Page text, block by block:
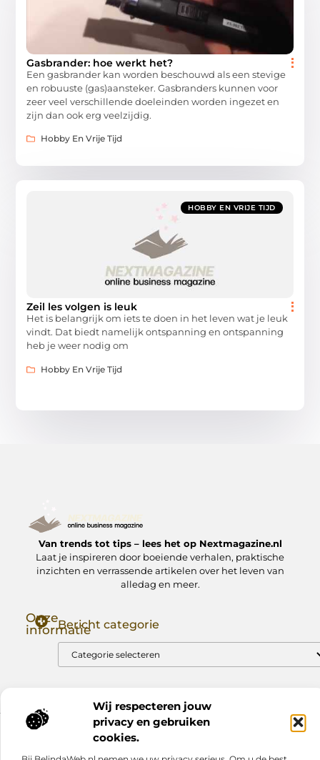
Wij respecteren jouw
privacy en gebruiken
cookies.
Gasbrander: hoe werkt het?
Een gasbrander kan worden beschouwd als een stevige
en robuuste (gas)aansteker. Gasbranders kunnen voor
zeer veel verschillende doeleinden worden ingezet en
zijn dan ook erg veelzijdig.
Hobby En Vrije Tijd
HOBBY EN VRIJE TIJD
Zeil les volgen is leuk
Het is belangrijk om iets te doen in het leven wat je leuk
vindt. Dat biedt namelijk ontspanning en ontspanning
heb je weer nodig om
Hobby En Vrije Tijd
Van trends tot tips – lees het op Nextmagazine.nl
Laat je inspireren door boeiende verhalen, praktische
inzichten en verrassende artikelen over het leven van
alledag en meer.
Onze
informatieBericht categorie
Website index
@2025 www.nextmagazine.nl. All Right Reserved.